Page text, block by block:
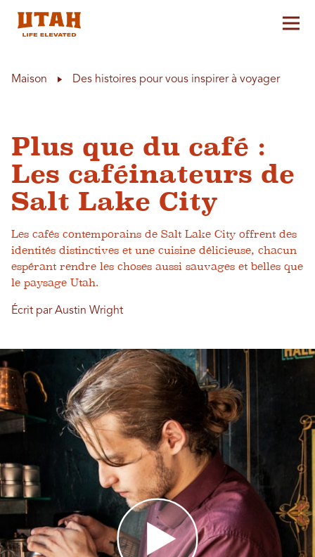
Maison Des histoires pour vous inspirer à voyager
Plus que du café :
Les caféinateurs de
Salt Lake City
Les cafés contemporains de Salt Lake City offrent des
identités distinctives et une cuisine délicieuse, chacun
espérant rendre les choses aussi sauvages et belles que
le paysage Utah.
Écrit par Austin Wright